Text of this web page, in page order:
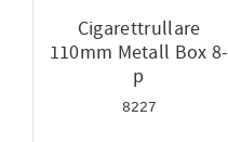
Cigarettrullare
110mm Metall Box 8-
p
8227